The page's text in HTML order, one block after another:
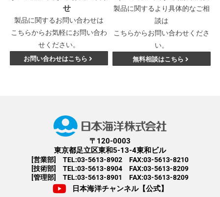
せ
製品に関するお問い合わせは
こちらからお気軽にお問い合わ
せください。
お問い合わせはこちら
製品に関するより具体的なご相
談は
こちらからお問い合わせくださ
い。
無料相談はこちら
〒120-0003
東京都足立区東和5-13-4東和ビル
[営業部] TEL:03-5613-8902 FAX:03-5613-8210
[技術部] TEL:03-5613-8904 FAX:03-5613-8209
[管理部] TEL:03-5613-8901 FAX:03-5613-8209
日本海洋チャンネル【公式】